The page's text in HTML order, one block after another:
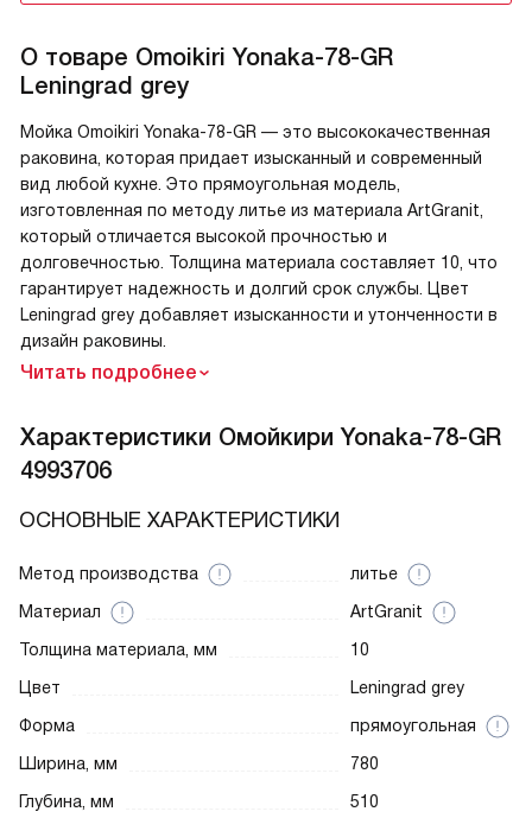
О товаре Omoikiri Yonaka-78-GR
Leningrad grey
Мойка Omoikiri Yonaka-78-GR — это высококачественная
раковина, которая придает изысканный и современный
вид любой кухне. Это прямоугольная модель,
изготовленная по методу литье из материала ArtGranit,
который отличается высокой прочностью и
долговечностью. Толщина материала составляет 10, что
гарантирует надежность и долгий срок службы. Цвет
Leningrad grey добавляет изысканности и утонченности в
дизайн раковины.
Читать подробнее
Характеристики Омойкири Yonaka-78-GR
4993706
ОСНОВНЫЕ ХАРАКТЕРИСТИКИ
Метод производства
литье
Материал
ArtGranit
Толщина материала, мм
10
Цвет
Leningrad grey
Форма
прямоугольная
Ширина, мм
780
Глубина, мм
510